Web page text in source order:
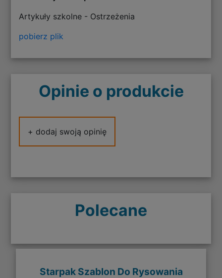
Artykuły szkolne - Ostrzeżenia
pobierz plik
Opinie o produkcie
+ dodaj swoją opinię
Polecane
Starpak Szablon Do Rysowania